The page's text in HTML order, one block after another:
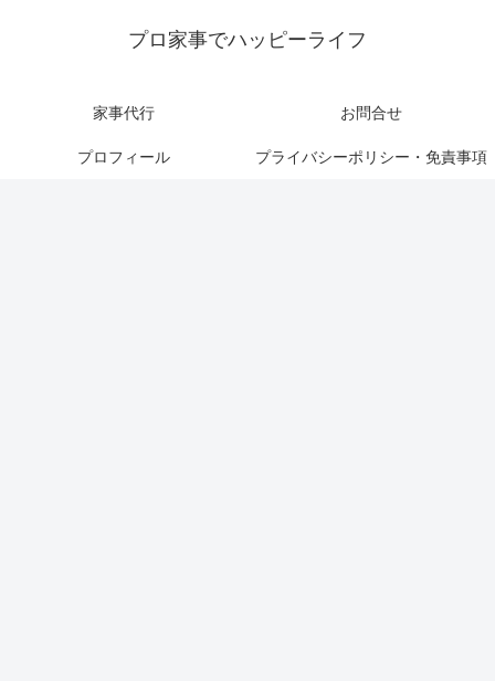
プロ家事でハッピーライフ
家事代行 お問合せ
プロフィール プライバシーポリシー・免責事項